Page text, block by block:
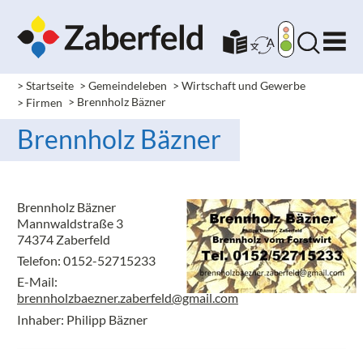
> Startseite > Gemeindeleben > Wirtschaft und Gewerbe
> Firmen > Brennholz Bäzner
Brennholz Bäzner
Brennholz Bäzner
Mannwaldstraße 3
74374 Zaberfeld
Telefon: 0152-52715233
E-Mail:
brennholzbaezner.zaberfeld@gmail.com
Inhaber: Philipp Bäzner